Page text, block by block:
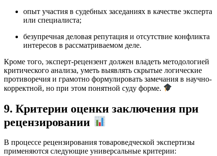
опыт участия в судебных заседаниях в качестве эксперта
или специалиста;
безупречная деловая репутация и отсутствие конфликта
интересов в рассматриваемом деле.
Кроме того, эксперт-рецензент должен владеть методологией
критического анализа, уметь выявлять скрытые логические
противоречия и грамотно формулировать замечания в научно-
корректной, но при этом понятной суду форме.
9. Критерии оценки заключения при
рецензировании
В процессе рецензирования товароведческой экспертизы
применяются следующие универсальные критерии: